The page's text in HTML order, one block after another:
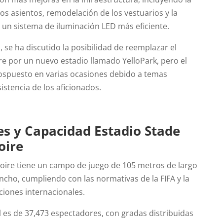
asientos, remodelación de los vestuarios y la
sistema de iluminación LED más eficiente.
se ha discutido la posibilidad de reemplazar el
por un nuevo estadio llamado YelloPark, pero el
en varias ocasiones debido a temas
de los aficionados.
y Capacidad Estadio Stade
tiene un campo de juego de 105 metros de largo
cumpliendo con las normativas de la FIFA y la
internacionales.
es de 37,473 espectadores, con gradas distribuidas